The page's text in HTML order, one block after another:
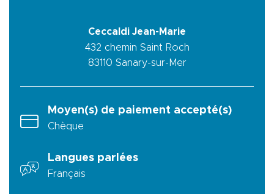
Ceccaldi Jean-Marie
432 chemin Saint Roch
83110 Sanary-sur-Mer
Moyen(s) de paiement accepté(s)
Chèque
Langues parlées
Français